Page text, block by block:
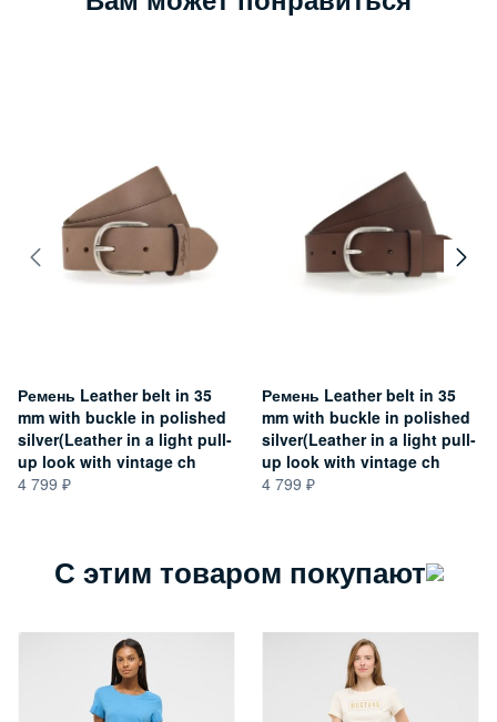
Ремень Leather belt in 35
mm with buckle in polished
silver(Leather in a light pull-
up look with vintage ch
4 799
Ремень Leather belt in 35
mm with buckle in polished
silver(Leather in a light pull-
up look with vintage ch
4 799
С этим товаром покупают